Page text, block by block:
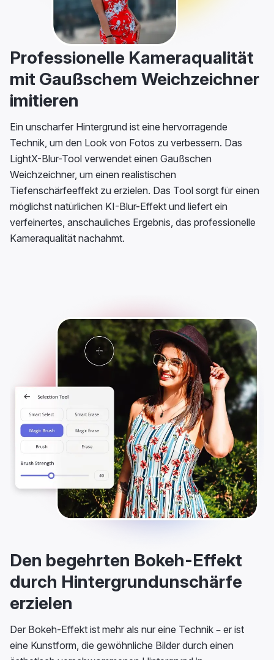
Professionelle Kameraqualität
mit Gaußschem Weichzeichner
imitieren
Ein unscharfer Hintergrund ist eine hervorragende
Technik, um den Look von Fotos zu verbessern. Das
LightX-Blur-Tool verwendet einen Gaußschen
Weichzeichner, um einen realistischen
Tiefenschärfeeffekt zu erzielen. Das Tool sorgt für einen
möglichst natürlichen KI-Blur-Effekt und liefert ein
verfeinertes, anschauliches Ergebnis, das professionelle
Kameraqualität nachahmt.
Den begehrten Bokeh-Effekt
durch Hintergrundunschärfe
erzielen
Der Bokeh-Effekt ist mehr als nur eine Technik – er ist
eine Kunstform, die gewöhnliche Bilder durch einen